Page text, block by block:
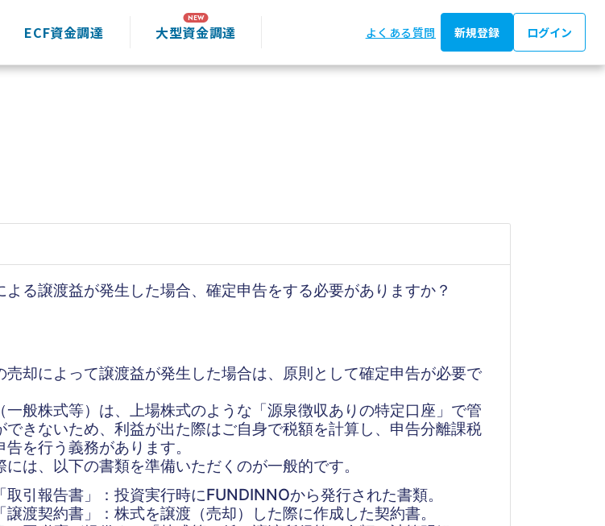
ECF資金調達 大型資金調達 よくある質問 新規登録 ログイン
よる譲渡益が発生した場合、確定申告をする必要がありますか？
売却によって譲渡益が発生した場合は、原則として確定申告が必要で
一般株式等）は、上場株式のような「源泉徴収ありの特定口座」で管
できないため、利益が出た際はご自身で税額を計算し、申告分離課税
を行う義務があります。
は、以下の書類を準備いただくのが一般的です。
取引報告書」：投資実行時にFUNDINNOから発行された書類。
譲渡契約書」：株式を譲渡（売却）した際に作成した契約書。